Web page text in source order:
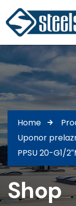
Home
Uponor
PPSU 20-G1/
Shop